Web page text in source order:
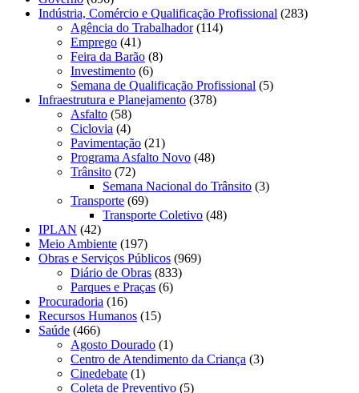
Indústria, Comércio e Qualificação Profissional (283)
Agência do Trabalhador(114)
Emprego (41)
Feira da Barão (8)
Investimento (6)
Semana de Qualificação Profissional (5)
Infraestrutura e Planejamento (378)
Asfalto (58)
Ciclovia (4)
Pavimentação (21)
Programa Asfalto Novo (48)
Trânsito (72)
Semana Nacional do Trânsito (3)
Transporte (69)
Transporte Coletivo (48)
IPLAN (42)
Meio Ambiente (197)
Obras e Serviços Públicos (969)
Diário de Obras (833)
Parques e Praças (6)
Procuradoria (16)
Recursos Humanos (15)
Saúde (466)
Agosto Dourado (1)
Centro de Atendimento da Criança (3)
Cinedebate (1)
Coleta de Preventivo (5)